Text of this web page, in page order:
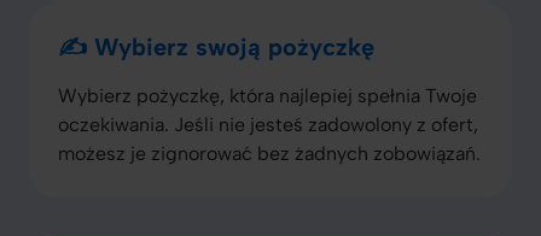
✍️ Wybierz swoją pożyczkę
Wybierz pożyczkę, która najlepiej spełnia Twoje
oczekiwania. Jeśli nie jesteś zadowolony z ofert,
możesz je zignorować bez żadnych zobowiązań.